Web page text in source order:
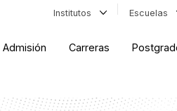
Institutos Escuelas
Admisión Carreras